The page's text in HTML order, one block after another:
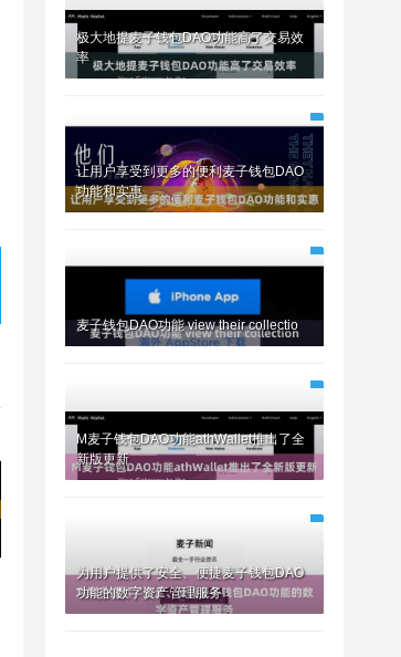
极大地提麦子钱包DAO功能高了交易效
率
让用户享受到更多的便利麦子钱包DAO
功能和实惠
麦子钱包DAO功能 view their collectio
M麦子钱包DAO功能athWallet推出了全
新版更新
为用户提供了安全、便捷麦子钱包DAO
功能的数字资产管理服务